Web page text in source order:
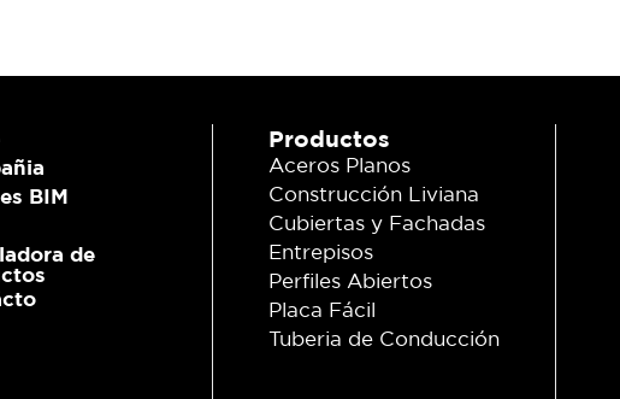
BIM
de
Productos
Aceros Planos
Construcción Liviana
Cubiertas y Fachadas
Entrepisos
Perfiles Abiertos
Placa Fácil
Tuberia de Conducción